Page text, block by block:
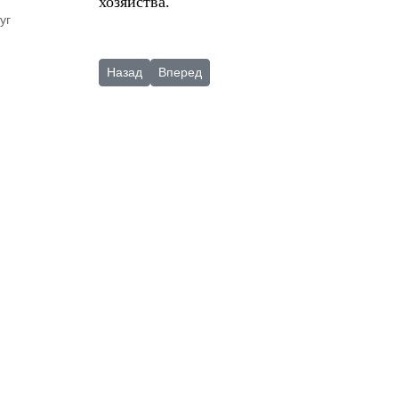
Предыдущий: Клуб цветоводов «Эдельвейс»
Назад Следующий: Секция "Калужские однолюбы"
Вперед